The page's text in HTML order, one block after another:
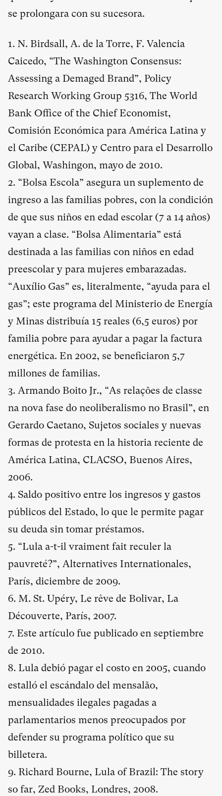
se prolongara con su sucesora.
1. N. Birdsall, A. de la Torre, F. Valencia
Caicedo, “The Washington Consensus:
Assessing a Demaged Brand”, Policy
Research Working Group 5316, The World
Bank Office of the Chief Economist,
Comisión Económica para América Latina y
el Caribe (CEPAL) y Centro para el Desarrollo
Global, Washingon, mayo de 2010.
2. “Bolsa Escola” asegura un suplemento de
ingreso a las familias pobres, con la condición
de que sus niños en edad escolar (7 a 14 años)
vayan a clase. “Bolsa Alimentaria” está
destinada a las familias con niños en edad
preescolar y para mujeres embarazadas.
“Auxílio Gas” es, literalmente, “ayuda para el
gas”; este programa del Ministerio de Energía
y Minas distribuía 15 reales (6,5 euros) por
familia pobre para ayudar a pagar la factura
energética. En 2002, se beneficiaron 5,7
millones de familias.
3. Armando Boito Jr., “As relações de classe
na nova fase do neoliberalismo no Brasil”, en
Gerardo Caetano, Sujetos sociales y nuevas
formas de protesta en la historia reciente de
América Latina, CLACSO, Buenos Aires,
2006.
4. Saldo positivo entre los ingresos y gastos
públicos del Estado, lo que le permite pagar
su deuda sin tomar préstamos.
5. “Lula a-t-il vraiment fait reculer la
pauvreté?”, Alternatives Internationales,
París, diciembre de 2009.
6. M. St. Upéry, Le rêve de Bolivar, La
Découverte, París, 2007.
7. Este artículo fue publicado en septiembre
de 2010.
8. Lula debió pagar el costo en 2005, cuando
estalló el escándalo del mensalão,
mensualidades ilegales pagadas a
parlamentarios menos preocupados por
defender su programa político que su
billetera.
9. Richard Bourne, Lula of Brazil: The story
so far, Zed Books, Londres, 2008.